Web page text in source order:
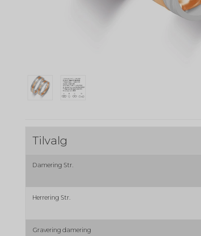
Tilvalg
Damering Str.
Herrering Str.
Gravering damering